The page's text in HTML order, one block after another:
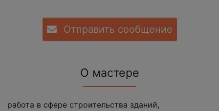
Отправить сообщение
О мастере
работа в сфере строительства зданий,